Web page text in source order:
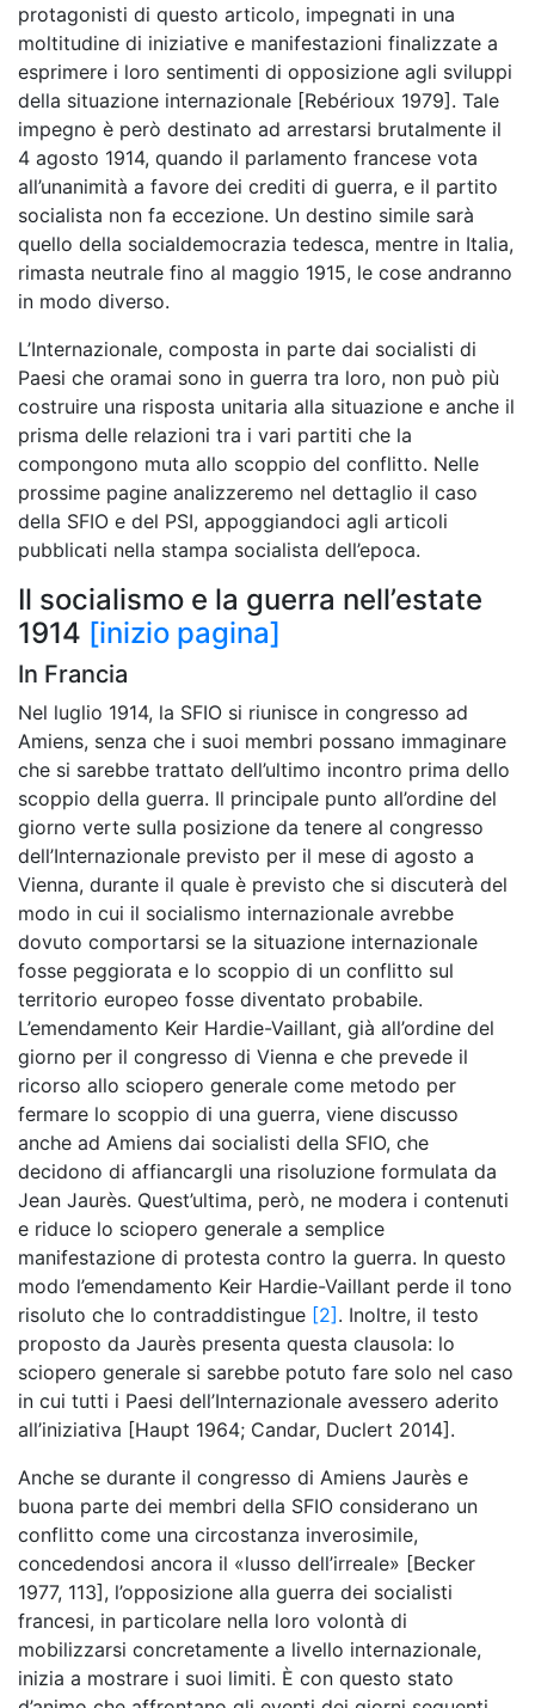
protagonisti di questo articolo, impegnati in una
moltitudine di iniziative e manifestazioni finalizzate a
esprimere i loro sentimenti di opposizione agli sviluppi
della situazione internazionale [Rebérioux 1979]. Tale
impegno è però destinato ad arrestarsi brutalmente il
4 agosto 1914, quando il parlamento francese vota
all’unanimità a favore dei crediti di guerra, e il partito
socialista non fa eccezione. Un destino simile sarà
quello della socialdemocrazia tedesca, mentre in Italia,
rimasta neutrale fino al maggio 1915, le cose andranno
in modo diverso.
L’Internazionale, composta in parte dai socialisti di
Paesi che oramai sono in guerra tra loro, non può più
costruire una risposta unitaria alla situazione e anche il
prisma delle relazioni tra i vari partiti che la
compongono muta allo scoppio del conflitto. Nelle
prossime pagine analizzeremo nel dettaglio il caso
della SFIO e del PSI, appoggiandoci agli articoli
pubblicati nella stampa socialista dell’epoca.
Il socialismo e la guerra nell’estate
1914 [inizio pagina]
In Francia
Nel luglio 1914, la SFIO si riunisce in congresso ad
Amiens, senza che i suoi membri possano immaginare
che si sarebbe trattato dell’ultimo incontro prima dello
scoppio della guerra. Il principale punto all’ordine del
giorno verte sulla posizione da tenere al congresso
dell’Internazionale previsto per il mese di agosto a
Vienna, durante il quale è previsto che si discuterà del
modo in cui il socialismo internazionale avrebbe
dovuto comportarsi se la situazione internazionale
fosse peggiorata e lo scoppio di un conflitto sul
territorio europeo fosse diventato probabile.
L’emendamento Keir Hardie-Vaillant, già all’ordine del
giorno per il congresso di Vienna e che prevede il
ricorso allo sciopero generale come metodo per
fermare lo scoppio di una guerra, viene discusso
anche ad Amiens dai socialisti della SFIO, che
decidono di affiancargli una risoluzione formulata da
Jean Jaurès. Quest’ultima, però, ne modera i contenuti
e riduce lo sciopero generale a semplice
manifestazione di protesta contro la guerra. In questo
modo l’emendamento Keir Hardie-Vaillant perde il tono
risoluto che lo contraddistingue [2]. Inoltre, il testo
proposto da Jaurès presenta questa clausola: lo
sciopero generale si sarebbe potuto fare solo nel caso
in cui tutti i Paesi dell’Internazionale avessero aderito
all’iniziativa [Haupt 1964; Candar, Duclert 2014].
Anche se durante il congresso di Amiens Jaurès e
buona parte dei membri della SFIO considerano un
conflitto come una circostanza inverosimile,
concedendosi ancora il «lusso dell’irreale» [Becker
1977, 113], l’opposizione alla guerra dei socialisti
francesi, in particolare nella loro volontà di
mobilizzarsi concretamente a livello internazionale,
inizia a mostrare i suoi limiti. È con questo stato